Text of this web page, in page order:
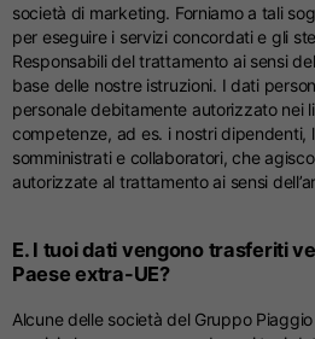
società di marketing. Forniamo a tali
per eseguire i servizi concordati e gli
Responsabili del trattamento ai sensi
base delle nostre istruzioni. I dati
personale debitamente autorizzato nei
competenze, ad es. i nostri dipendenti,
somministrati e collaboratori, che
autorizzate al trattamento ai sensi
E. I tuoi dati vengono trasferiti
Paese extra-UE?
Alcune delle società del Gruppo